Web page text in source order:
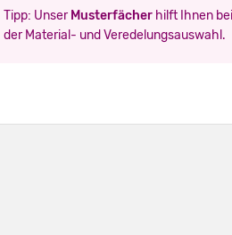
Tipp: Unser Musterfächer hilft Ihnen bei
der Material- und Veredelungsauswahl.